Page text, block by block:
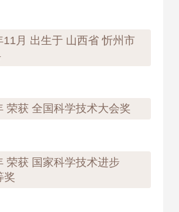
月 出生于 山西省 忻州市
荣获 全国科学技术大会奖
荣获 国家科学技术进步
奖